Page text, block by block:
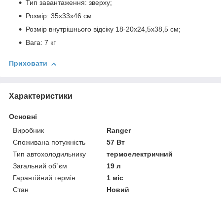
Тип завантаження: зверху;
Розмір: 35x33x46 см
Розмір внутрішнього відсіку 18-20х24,5х38,5 см;
Вага: 7 кг
Приховати
Характеристики
Основні
Виробник
Ranger
Споживана потужність
57 Вт
Тип автохолодильнику
термоелектричний
Загальний об`єм
19 л
Гарантійний термін
1 міс
Стан
Новий